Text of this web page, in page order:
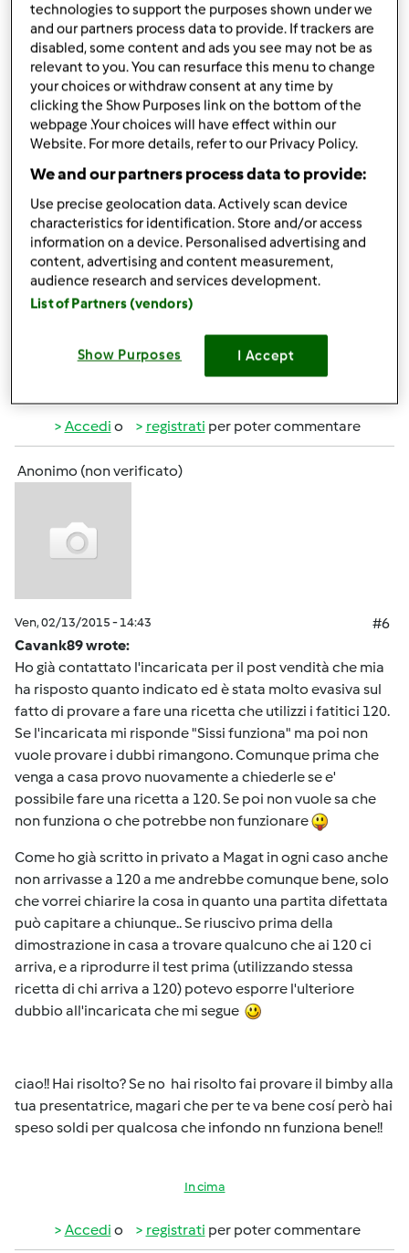
In cima
Accedio registratiper poter commentare
Magat Iscritto : 26.03.2014
Mer, 11/19/2014 - 14:33
ivanaus wrote:
yes, spiegatissima
Accedi o registrati per poter commentare
Anonimo (non verificato)
Ven, 02/13/2015 - 14:43
#6
Cavank89 wrote:
Ho già contattato l'incaricata per il post vendità che mia
ha risposto quanto indicato ed è stata molto evasiva sul
fatto di provare a fare una ricetta che utilizzi i fatitici 120.
Se l'incaricata mi risponde "Sissi funziona" ma poi non
vuole provare i dubbi rimangono. Comunque prima che
venga a casa provo nuovamente a chiederle se e'
possibile fare una ricetta a 120. Se poi non vuole sa che
non funziona o che potrebbe non funzionare
Come ho già scritto in privato a Magat in ogni caso anche
non arrivasse a 120 a me andrebbe comunque bene, solo
che vorrei chiarire la cosa in quanto una partita difettata
può capitare a chiunque.. Se riuscivo prima della
dimostrazione in casa a trovare qualcuno che ai 120 ci
arriva, e a riprodurre il test prima (utilizzando stessa
ricetta di chi arriva a 120) potevo esporre l'ulteriore
dubbio all'incaricata che mi segue
ciao!! Hai risolto? Se no hai risolto fai provare il bimby alla
tua presentatrice, magari che per te va bene cosí però hai
speso soldi per qualcosa che infondo nn funziona bene!!
In cima
Accedi o registrati per poter commentare
technologies to support the purposes shown under we
and our partners process data to provide. If trackers are
disabled, some content and ads you see may not be as
relevant to you. You can resurface this menu to change
your choices or withdraw consent at any time by
clicking the Show Purposes link on the bottom of the
webpage .Your choices will have effect within our
Website. For more details, refer to our Privacy Policy.
We and our partners process data to provide:
Use precise geolocation data. Actively scan device
characteristics for identification. Store and/or access
information on a device. Personalised advertising and
content, advertising and content measurement,
audience research and services development.
List of Partners (vendors)
Show Purposes I Accept